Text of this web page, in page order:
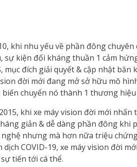
khi nhu yếu về phần đông
sự kiện đối kháng thuần 1 cảm
đích giải quyết & cập nhật
đời mới đang mở sở hữu mô
chuyển nó thành 1 thương
khi xe máy vision đời mới
giản & dễ dàng phần đông khi
nhưng mà hơn nữa triệu
COVID-19, xe máy vision đời
tiến tới cá thể.